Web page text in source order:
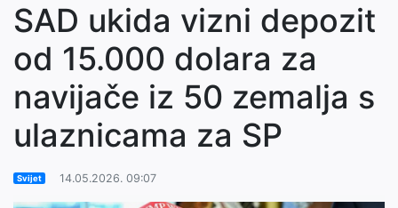
SAD ukida vizni depozit
od 15.000 dolara za
navijače iz 50 zemalja s
ulaznicama za SP
Svijet 14.05.2026. 09:07